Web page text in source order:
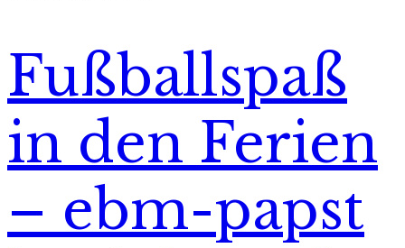
Fußballspaß
in den Ferien
– ebm-papst